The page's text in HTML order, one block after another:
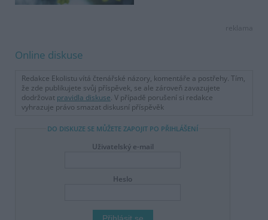
reklama
Online diskuse
Redakce Ekolistu vítá čtenářské názory, komentáře a postřehy. Tím,
že zde publikujete svůj příspěvek, se ale zároveň zavazujete
dodržovat pravidla diskuse. V případě porušení si redakce
vyhrazuje právo smazat diskusní příspěvěk
DO DISKUZE SE MŮŽETE ZAPOJIT PO PŘIHLÁŠENÍ
Uživatelský e-mail
Heslo